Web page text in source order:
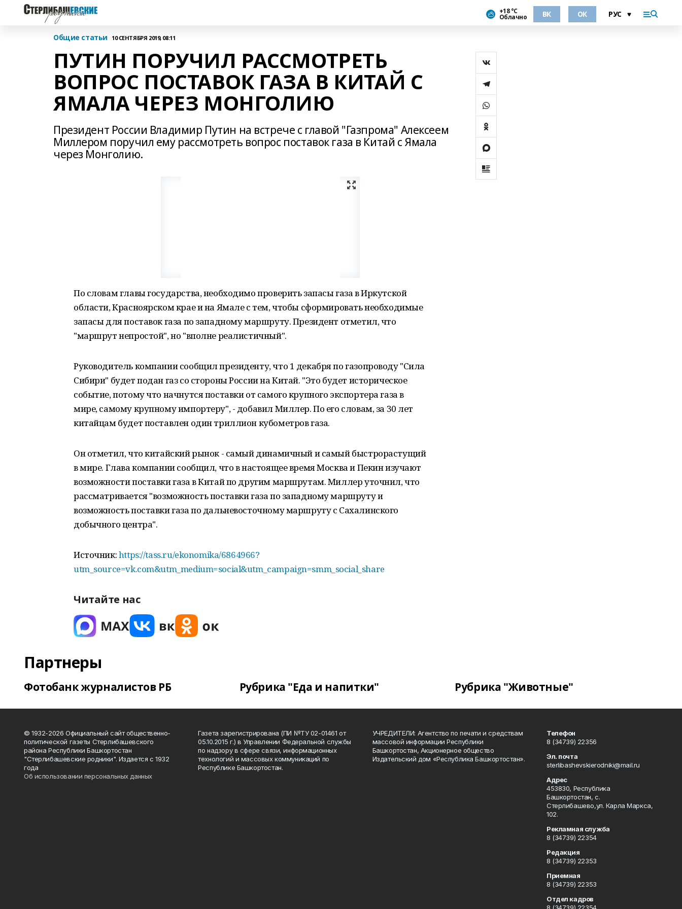
+18 °С
Облачно ВК ОК
Общие статьи 10 СЕНТЯБРЯ 2019, 08:11
ПУТИН ПОРУЧИЛ РАССМОТРЕТЬ
ВОПРОС ПОСТАВОК ГАЗА В КИТАЙ С
ЯМАЛА ЧЕРЕЗ МОНГОЛИЮ
Президент России Владимир Путин на встрече с главой "Газпрома" Алексеем
Миллером поручил ему рассмотреть вопрос поставок газа в Китай с Ямала
через Монголию.
По словам главы государства, необходимо проверить запасы газа в Иркутской
области, Красноярском крае и на Ямале с тем, чтобы сформировать необходимые
запасы для поставок газа по западному маршруту. Президент отметил, что
"маршрут непростой", но "вполне реалистичный".
Руководитель компании сообщил президенту, что 1 декабря по газопроводу "Сила
Сибири" будет подан газ со стороны России на Китай. "Это будет историческое
событие, потому что начнутся поставки от самого крупного экспортера газа в
мире, самому крупному импортеру", - добавил Миллер. По его словам, за 30 лет
китайцам будет поставлен один триллион кубометров газа.
Он отметил, что китайский рынок - самый динамичный и самый быстрорастущий
в мире. Глава компании сообщил, что в настоящее время Москва и Пекин изучают
возможности поставки газа в Китай по другим маршрутам. Миллер уточнил, что
рассматривается "возможность поставки газа по западному маршруту и
возможность поставки газа по дальневосточному маршруту с Сахалинского
добычного центра".
Источник:https://tass.ru/ekonomika/6864966?
utm_source=vk.com&utm_medium=social&utm_campaign=smm_social_share
Читайте нас
Партнеры
Фотобанк журналистов РБ Рубрика "Еда и напитки" Рубрика "Животные"
© 1932-2026 Официальный сайт общественно-
политической газеты Стерлибашевского
района Республики Башкортостан
"Стерлибашевские родники". Издается с 1932
года
Об использовании персональных данных
Газета зарегистрирована (ПИ №ТУ 02-01461 от
05.10.2015 г.) в Управлении Федеральной службы
по надзору в сфере связи, информационных
технологий и массовых коммуникаций по
Республике Башкортостан.
УЧРЕДИТЕЛИ: Агентство по печати и средствам
массовой информации Республики
Башкортостан, Акционерное общество
Издательский дом «Республика Башкортостан».
Телефон
8 (34739) 22356
Эл. почта
sterlibashevskierodniki@mail.ru
Адрес
453830, Республика
Башкортостан, c.
Стерлибашево,ул. Карла Маркса,
102.
Рекламная служба
8 (34739) 22354
Редакция
8 (34739) 22353
Приемная
8 (34739) 22353
Отдел кадров